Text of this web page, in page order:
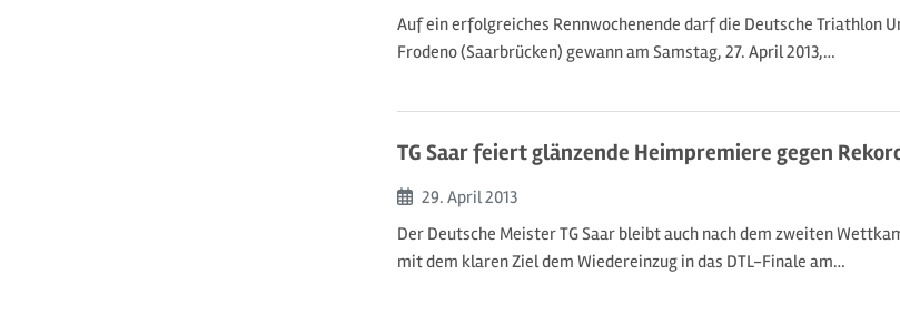
Auf ein erfolgreiches Rennwochenende darf die Deutsche Triathlon
Frodeno (Saarbrücken) gewann am Samstag, 27. April 2013,…
TG Saar feiert glänzende Heimpremiere gegen
Beginn:
29. April2013
Der Deutsche Meister TG Saar bleibt auch nach dem zweiten
mit dem klaren Ziel dem Wiedereinzug in das DTL-Finale am…